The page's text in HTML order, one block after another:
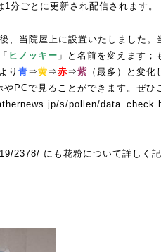
分ごとに更新され配信されます。
、当院屋上に設置いたしました。
ヒノッキー 」と名前を変えます；
り 青⇒黄⇒赤⇒紫 （最多）と変
PCで見ることができます。ぜひ
s/pollen/
2378/ にも花粉について詳しく